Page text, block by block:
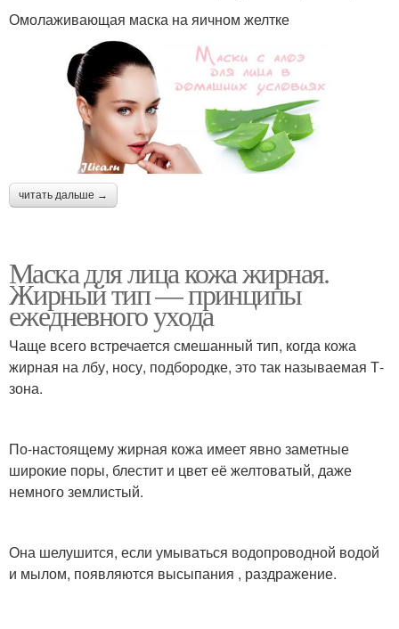
Омолаживающая маска на яичном желтке
читать дальше →
Маска для лица кожа жирная.
Жирный тип — принципы
ежедневного ухода
Чаще всего встречается смешанный тип, когда кожа
жирная на лбу, носу, подбородке, это так называемая Т-
зона.
По-настоящему жирная кожа имеет явно заметные
широкие поры, блестит и цвет её желтоватый, даже
немного землистый.
Она шелушится, если умываться водопроводной водой
и мылом, появляются высыпания , раздражение.